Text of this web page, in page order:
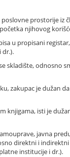
prostorije iz
njihovog
u propisani
dr.).
skladište, odnosno
zakupac je dužan
knjigama, isti je
javna
direktni i
institucije i dr.).